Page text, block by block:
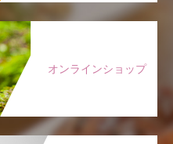
オンラインショップ